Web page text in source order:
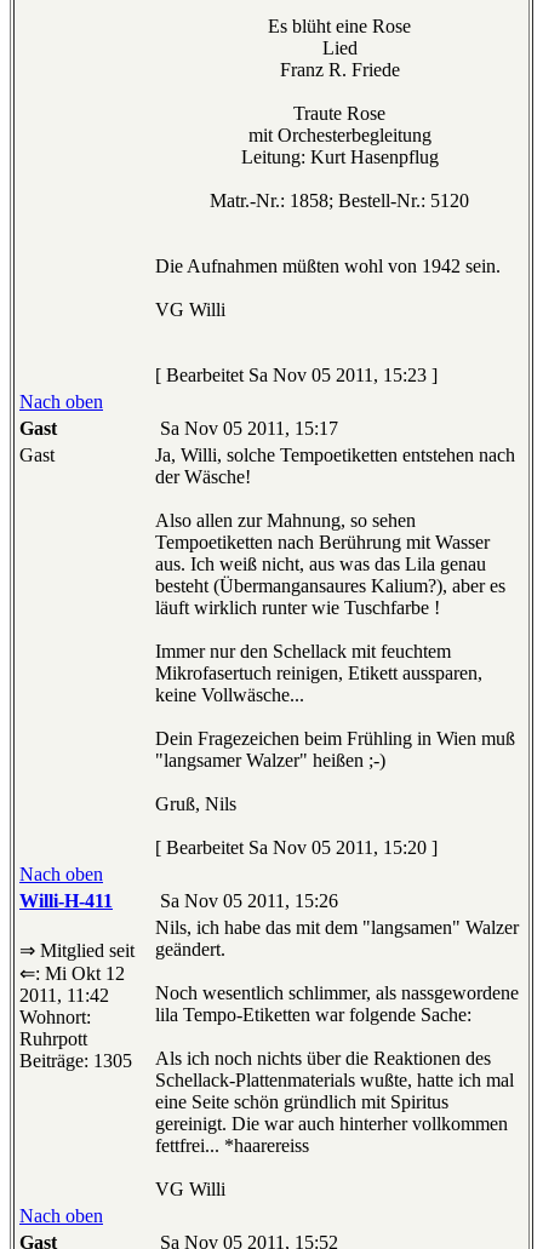
Es blüht eine Rose
Lied
Franz R. Friede
Traute Rose
mit Orchesterbegleitung
Leitung: Kurt Hasenpflug
Matr.-Nr.: 1858; Bestell-Nr.: 5120
Die Aufnahmen müßten wohl von 1942 sein.
VG Willi
[ Bearbeitet Sa Nov 05 2011, 15:23 ]
Nach oben
Gast
Sa Nov 05 2011, 15:17
Gast
Ja, Willi, solche Tempoetiketten entstehen nach
der Wäsche!
Also allen zur Mahnung, so sehen
Tempoetiketten nach Berührung mit Wasser
aus. Ich weiß nicht, aus was das Lila genau
besteht (Übermangansaures Kalium?), aber es
läuft wirklich runter wie Tuschfarbe !
Immer nur den Schellack mit feuchtem
Mikrofasertuch reinigen, Etikett aussparen,
keine Vollwäsche...
Dein Fragezeichen beim Frühling in Wien muß
"langsamer Walzer" heißen ;-)
Gruß, Nils
[ Bearbeitet Sa Nov 05 2011, 15:20 ]
Nach oben
Willi-H-411
Sa Nov 05 2011, 15:26
⇒ Mitglied seit
⇐: Mi Okt 12
2011, 11:42
Wohnort:
Ruhrpott
Beiträge: 1305
Nils, ich habe das mit dem "langsamen" Walzer
geändert.
Noch wesentlich schlimmer, als nassgewordene
lila Tempo-Etiketten war folgende Sache:
Als ich noch nichts über die Reaktionen des
Schellack-Plattenmaterials wußte, hatte ich mal
eine Seite schön gründlich mit Spiritus
gereinigt. Die war auch hinterher vollkommen
fettfrei... *haarereiss
VG Willi
Nach oben
Gast
Sa Nov 05 2011, 15:52